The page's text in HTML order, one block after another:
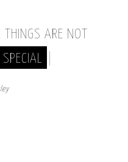
ARE NOT
SPECIAL